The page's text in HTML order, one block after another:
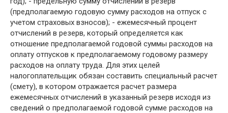
(предполагаемую годовую сумму расходов на отпуск с
учетом страховых взносов); - ежемесячный процент
отчислений в резерв, который определяется как
отношение предполагаемой годовой суммы расходов на
оплату отпусков к предполагаемому годовому размеру
расходов на оплату труда. Для этих целей
налогоплательщик обязан составить специальный расчет
(смету), в котором отражается расчет размера
ежемесячных отчислений в указанный резерв исходя из
сведений о предполагаемой годовой сумме расходов на